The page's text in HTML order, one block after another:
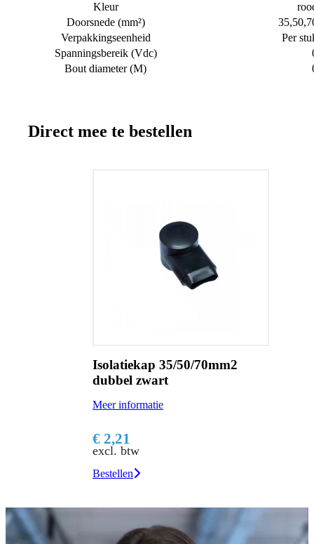
Kleur
Doorsnede (mm²)
Verpakkingseenheid
Per
Spanningsbereik (Vdc)
Bout diameter (M)
Direct mee te bestellen
Isolatiekap 35/50/70mm2
dubbel zwart
Meer informatie
€ 2,21
excl. btw
Bestellen